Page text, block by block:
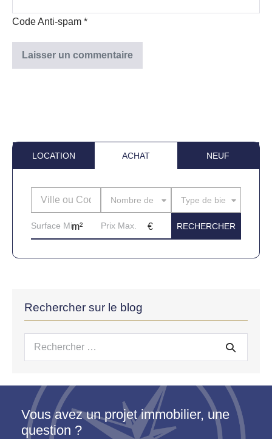
Code Anti-spam *
LOCATION ACHAT NEUF
Nombre de piècesType de bien
Rechercher sur le blog
Recherche
Vous avez un projet immobilier, une
question ?